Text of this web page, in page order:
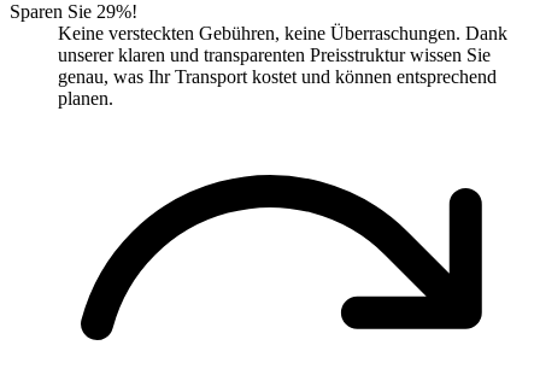
Sparen Sie 29%!
Keine versteckten Gebühren, keine Überraschungen. Dank
unserer klaren und transparenten Preisstruktur wissen Sie
genau, was Ihr Transport kostet und können entsprechend
planen.